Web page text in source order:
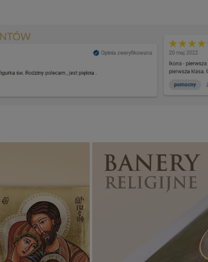
Ikony religijne
PONAD 400
WZORÓW